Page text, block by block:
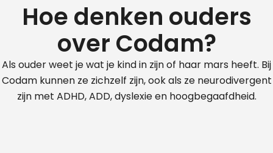
Hoe denken ouders
over Codam?
Als ouder weet je wat je kind in zijn of haar mars heeft. Bij
Codam kunnen ze zichzelf zijn, ook als ze neurodivergent
zijn met ADHD, ADD, dyslexie en hoogbegaafdheid.